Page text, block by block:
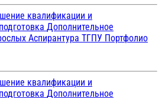
квалификации и
Дополнительное
Аспирантура ТГПУ Портфолио
квалификации и
Дополнительное